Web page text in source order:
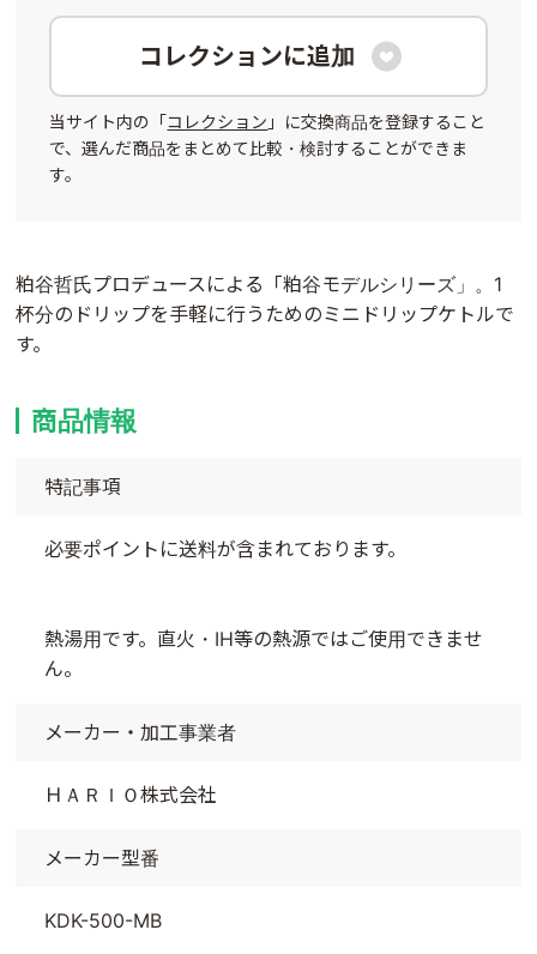
コレクションに追加 
当サイト内の「コレクション 」に交換商品を登録すること
で、選んだ商品をまとめて比較・検討することができま
す。
粕谷哲氏プロデュースによる「粕谷モデルシリーズ」。1
杯分のドリップを手軽に行うためのミニドリップケトルで
す。
商品情報
特記事項
必要ポイントに送料が含まれております。
熱湯用です。直火・IH等の熱源ではご使用できませ
ん。
メーカー・加工事業者
ＨＡＲＩＯ株式会社
メーカー型番
KDK-500-MB